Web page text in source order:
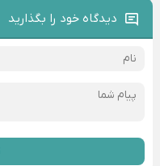
دیدگاه خود را بگذارید